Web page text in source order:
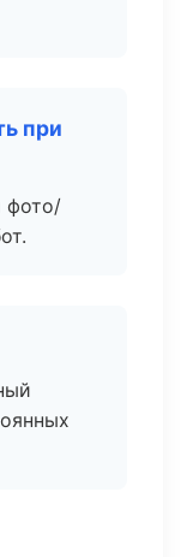
при
фото/